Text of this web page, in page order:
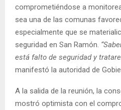
comprometiéndose a
sea una de las comunas
especialmente que se
seguridad en San Ramón.
está falto de seguridad y
manifestó la autoridad de
A la salida de la reunión, la
mostró optimista con el